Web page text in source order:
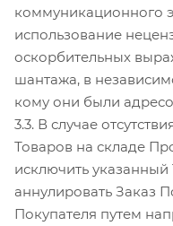
коммуникационного
использование
оскорбительных
шантажа, в
кому они были
3.3. В случае
Товаров на складе
исключить указанный
аннулировать Заказ
Покупателя путем